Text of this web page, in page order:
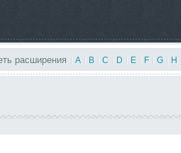
расширения A B C D E F G H